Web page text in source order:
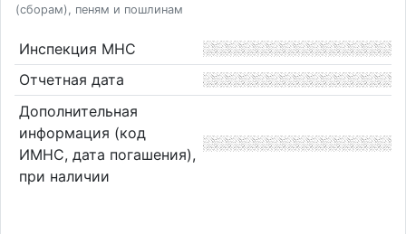
(сборам), пеням и пошлинам
Инспекция МНС
Отчетная дата
Дополнительная
информация (код
ИМНС, дата погашения),
при наличии